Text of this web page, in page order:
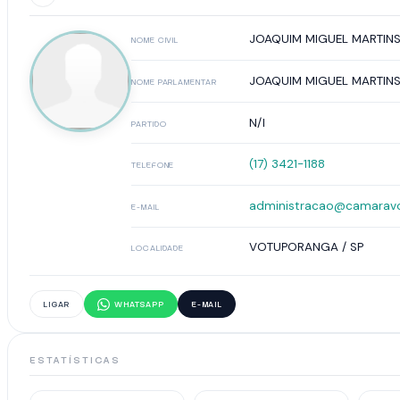
NOME CIVIL JOAQUIM MIGUEL MARTINS
NOME PARLAMENTAR JOAQUIM MIGUEL MARTINS
PARTIDO N/I
TELEFONE (17) 3421-1188
E-MAIL
LOCALIDADE VOTUPORANGA / SP
LIGAR WHATSAPP E-MAIL
ESTATÍSTICAS